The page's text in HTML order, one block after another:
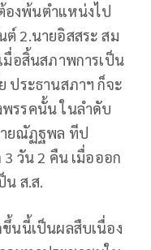
องพ้นตำแหน่งไป
2.นายอิสสระ สม
อสิ้นสภาพการเป็น
ประธานสภาฯ ก็จะ
รรคนั้น ในลำดับ
ยณัฏฐพล ทีป
วัน 2 คืน เมื่อออก
น ส.ส.
นนี้เป็นผลสืบเนื่อง